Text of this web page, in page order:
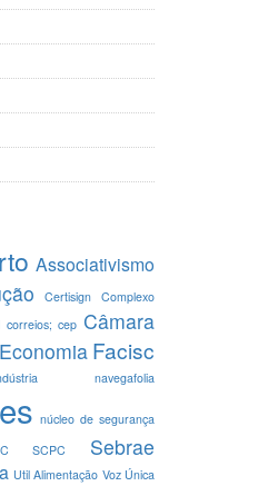
Associativismo
Certisign Complexo
correios; cep Câmara
Economia Facisc
navegafolia
núcleo de segurança
SCPC Sebrae
Util Alimentação Voz Única